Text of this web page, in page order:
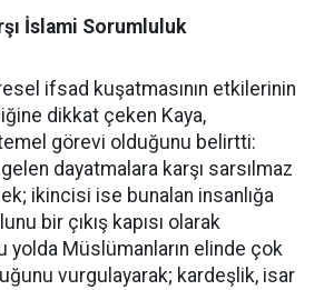
İslami Sorumluluk
ifsad kuşatmasının etkilerinin
dikkat çeken Kaya,
görevi olduğunu belirtti:
dayatmalara karşı sarsılmaz
ikincisi ise bunalan insanlığa
bir çıkış kapısı olarak
yolda Müslümanların elinde çok
vurgulayarak; kardeşlik, isar